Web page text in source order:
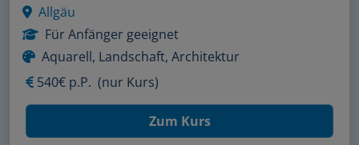
Allgäu
Für Anfänger geeignet
Aquarell, Landschaft, Architektur
540€ p.P. (nur Kurs)
Zum Kurs